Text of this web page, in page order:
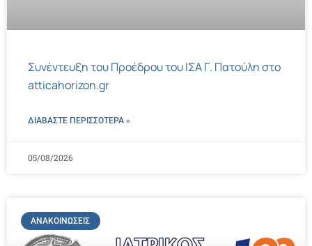
Συνέντευξη του Προέδρου του ΙΣΑ Γ. Πατούλη στο
atticahorizon.gr
ΔΙΑΒΑΣΤΕ ΠΕΡΙΣΣΌΤΕΡΑ »
05/08/2026
ΑΝΑΚΟΙΝΏΣΕΙΣ